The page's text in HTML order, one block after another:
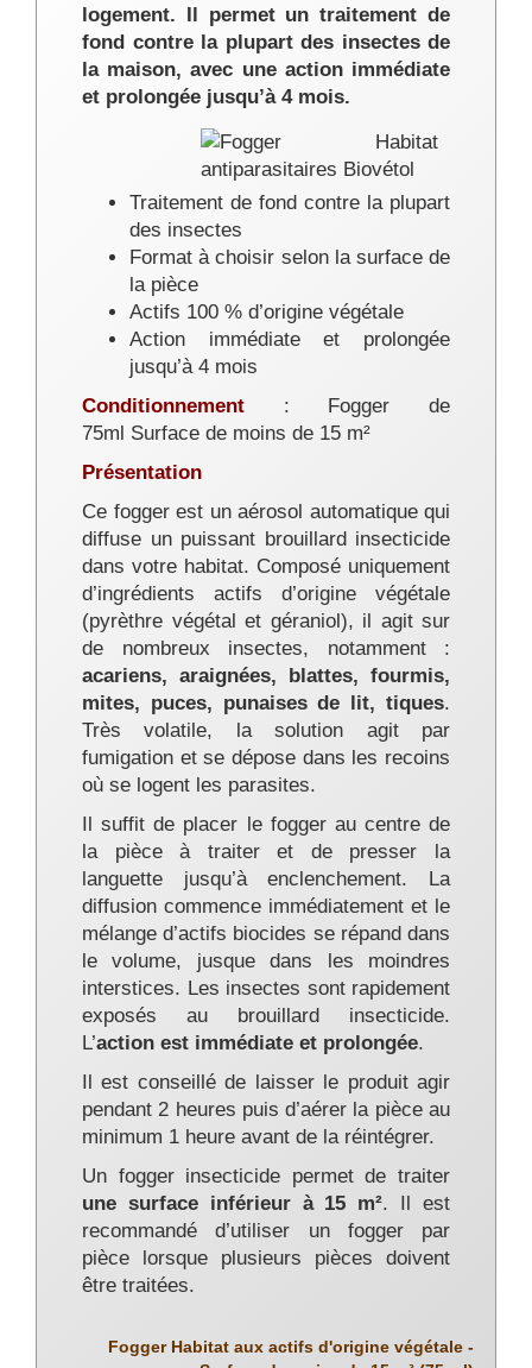
logement. Il permet un traitement de
fond contre la plupart des insectes de
la maison, avec une action immédiate
et prolongée jusqu’à 4 mois.
Traitement de fond contre la plupart
des insectes
Format à choisir selon la surface de
la pièce
Actifs 100 % d’origine végétale
Action immédiate et prolongée
jusqu’à 4 mois
Conditionnement : Fogger de
75ml Surface de moins de 15 m²
Présentation
Ce fogger est un aérosol automatique qui
diffuse un puissant brouillard insecticide
dans votre habitat. Composé uniquement
d’ingrédients actifs d’origine végétale
(pyrèthre végétal et géraniol), il agit sur
de nombreux insectes, notamment :
acariens, araignées, blattes, fourmis,
mites, puces, punaises de lit, tiques.
Très volatile, la solution agit par
fumigation et se dépose dans les recoins
où se logent les parasites.
Il suffit de placer le fogger au centre de
la pièce à traiter et de presser la
languette jusqu’à enclenchement. La
diffusion commence immédiatement et le
mélange d’actifs biocides se répand dans
le volume, jusque dans les moindres
interstices. Les insectes sont rapidement
exposés au brouillard insecticide.
L’action est immédiate et prolongée.
Il est conseillé de laisser le produit agir
pendant 2 heures puis d’aérer la pièce au
minimum 1 heure avant de la réintégrer.
Un fogger insecticide permet de traiter
une surface inférieur à 15 m². Il est
recommandé d’utiliser un fogger par
pièce lorsque plusieurs pièces doivent
être traitées.
Fogger Habitat aux actifs d'origine végétale -